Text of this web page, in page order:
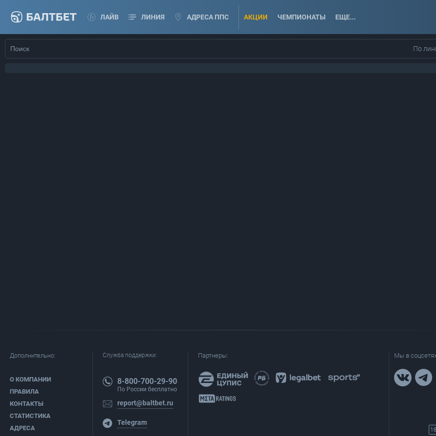
ЛАЙВ ЛИНИЯ АДРЕСА ППС АКЦИИ ЧЕМПИОНАТЫ ЕЩЕ...
По
Дополнительно:
О КОМПАНИИ
ПРАВИЛА
КОНТАКТЫ
СТАТИСТИКА
АДРЕСА
Служба поддержки:
8-800-700-29-90
По России бесплатно
report@baltbet.ru
Telegram
Партнеры: Мы в